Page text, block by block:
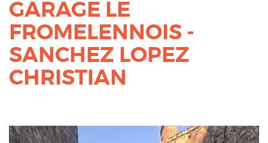
GARAGE LE
FROMELENNOIS -
SANCHEZ LOPEZ
CHRISTIAN